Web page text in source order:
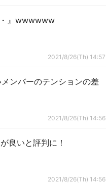
・』wwwwww
2021/8/26(Th) 14:57
ンバーのテンションの差
2021/8/26(Th) 14:56
良いと評判に！
2021/8/26(Th) 14:56